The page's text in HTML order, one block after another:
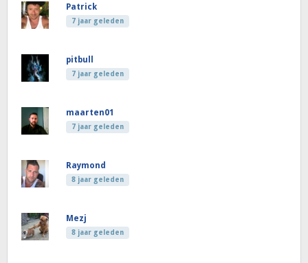
Patrick
7 jaar geleden
pitbull
7 jaar geleden
maarten01
7 jaar geleden
Raymond
8 jaar geleden
Mezj
8 jaar geleden